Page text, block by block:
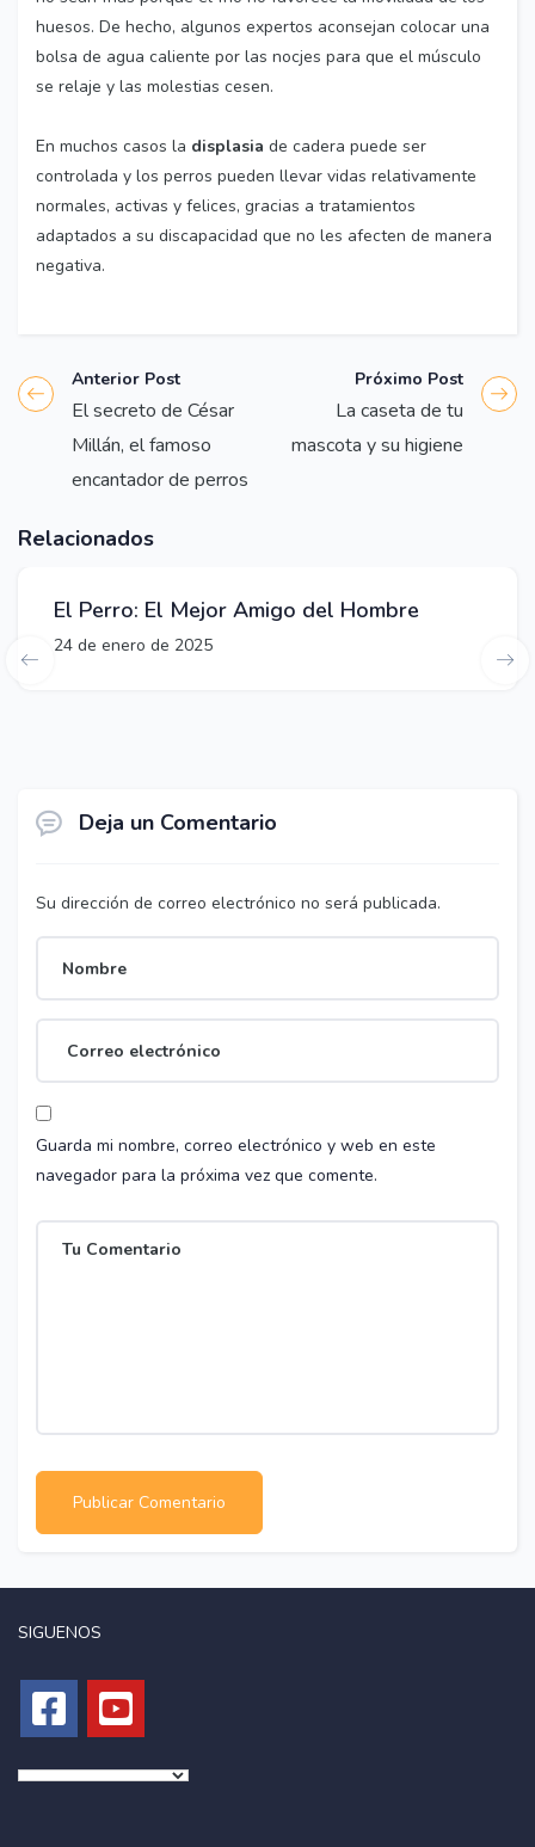
huesos. De hecho, algunos expertos aconsejan colocar una
bolsa de agua caliente por las nocjes para que el músculo
se relaje y las molestias cesen.
En muchos casos la displasia de cadera puede ser
controlada y los perros pueden llevar vidas relativamente
normales, activas y felices, gracias a tratamientos
adaptados a su discapacidad que no les afecten de manera
negativa.
Anterior Post
El secreto de César
Millán, el famoso
encantador de perros
Próximo Post
La caseta de tu
mascota y su higiene
Relacionados
Articulos,
El Perro: El Mejor Amigo del Hombre
24 de enero de 2025
Deja un Comentario
Su dirección de correo electrónico no será publicada.
Guarda mi nombre, correo electrónico y web en este
navegador para la próxima vez que comente.
SIGUENOS